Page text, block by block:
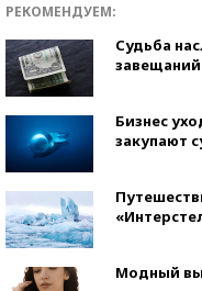
РЕКОМЕНДУЕМ:
Судьба
завещаний
Бизнес
закупают
Модный